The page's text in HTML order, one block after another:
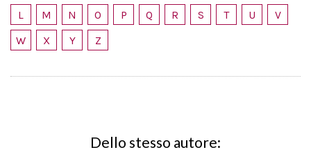
Calendario
L
M N O P Q R S T U
V
W
X Y Z
Dello stesso autore: